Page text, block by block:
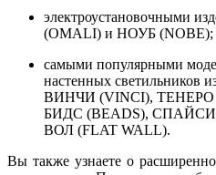
электроустановочными
(OMALI) и НОУБ (NOBE);
самыми популярными
настенных светильников
ВИНЧИ (VINCI), ТЕНЕРО
БИДС (BEADS), СПАЙСИ
ВОЛ (FLAT WALL).
Вы также узнаете о